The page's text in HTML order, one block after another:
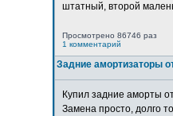
штатный, второй
Просмотрено 86746 раз
1 комментарий
Задние амортизаторы
Купил задние аморты
Замена просто, долго